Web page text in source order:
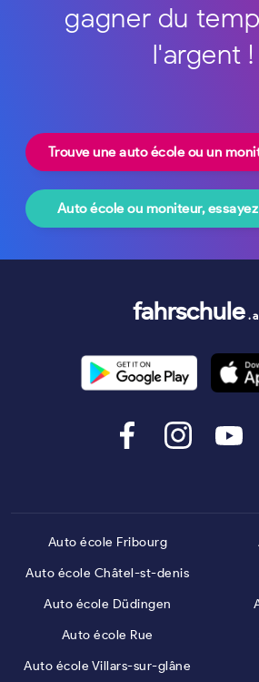
gagner du
l'argent !
Trouve une auto école ou un
Auto école ou moniteur,
fahrschule
Auto école Fribourg
Auto école Châtel-st-denis
Auto école Düdingen
Auto école Rue
Auto école Villars-sur-glâne